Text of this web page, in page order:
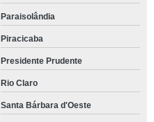
Paraisolândia
Piracicaba
Presidente Prudente
Rio Claro
Santa Bárbara d'Oeste